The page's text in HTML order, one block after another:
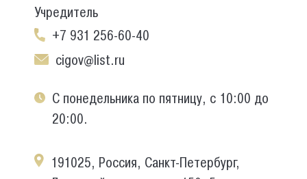
Учредитель
+7 931 256-60-40
cigov@list.ru
С понедельника по пятницу, с 10:00 до
20:00.
191025, Россия, Санкт-Петербург,